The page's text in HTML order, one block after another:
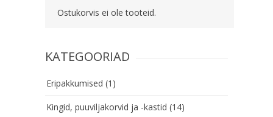
Ostukorvis ei ole tooteid.
KATEGOORIAD
Eripakkumised (1)
Kingid, puuviljakorvid ja -kastid (14)